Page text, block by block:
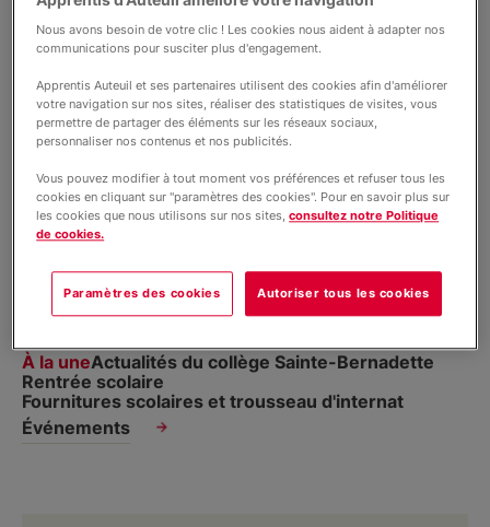
Contact
Liens utiles
Soutenez nos projets
Actualités du collège Sainte-Bernadette |08 janvier
2026
Sainte-Bernadette
À la uneActualités du collège Sainte-Bernadette
Rentrée scolaire
Fournitures scolaires et trousseau d'internat
Événements
Nous avons besoin de votre clic ! Les cookies nous aident à adapter nos
communications pour susciter plus d'engagement.
Apprentis Auteuil et ses partenaires utilisent des cookies afin d'améliorer
votre navigation sur nos sites, réaliser des statistiques de visites, vous
permettre de partager des éléments sur les réseaux sociaux,
personnaliser nos contenus et nos publicités.
Vous pouvez modifier à tout moment vos préférences et refuser tous les
cookies en cliquant sur "paramètres des cookies". Pour en savoir plus sur
les cookies que nous utilisons sur nos sites,consultez notre Politique
de cookies.
Paramètres des cookies Autoriser tous les cookies